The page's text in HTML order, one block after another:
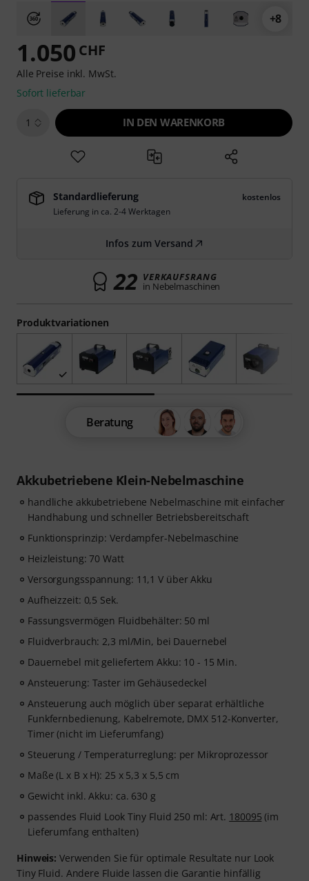
+8
Akkubetriebene Klein-Nebelmaschine
handliche akkubetriebene Nebelmaschine mit einfacher
Handhabung und schneller Betriebsbereitschaft
Funktionsprinzip: Verdampfer-Nebelmaschine
Heizleistung: 70 Watt
Versorgungsspannung: 11,1 V über Akku
Aufheizzeit: 0,5 Sek.
Fassungsvermögen Fluidbehälter: 50 ml
Fluidverbrauch: 2,3 ml/Min, bei Dauernebel
Dauernebel mit geliefertem Akku: 10 - 15 Min.
Ansteuerung: Taster im Gehäusedeckel
Ansteuerung auch möglich über separat erhältliche
Funkfernbedienung, Kabelremote, DMX 512-Konverter,
Timer (nicht im Lieferumfang)
Steuerung / Temperaturreglung: per Mikroprozessor
Maße (L x B x H): 25 x 5,3 x 5,5 cm
Gewicht inkl. Akku: ca. 630 g
passendes Fluid Look Tiny Fluid 250 ml: Art. 180095 (im
Lieferumfang enthalten)
Hinweis: Verwenden Sie für optimale Resultate nur Look
Tiny Fluid. Andere Fluide lassen die Garantie hinfällig
Produktvariationen
1.050 CHF
Alle Preise inkl. MwSt.
Sofort lieferbar
1 IN DEN WARENKORB
Standardlieferung
kostenlos
Lieferung in ca. 2-4 Werktagen
Infos zum Versand
22 VERKAUFSRANG
in Nebelmaschinen
Beratung